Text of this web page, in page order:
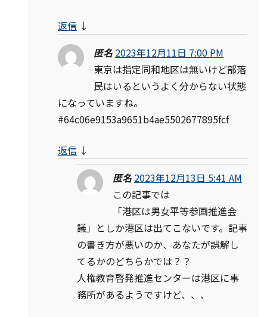
返信 ↓
匿名 2023年12月11日 7:00 PM
東京は指定同和地区は無いけど部落
民はいるというよく分からない状態
になっていますね。
#64c06e9153a9651b4ae5502677895fcf
返信 ↓
匿名 2023年12月13日 5:41 AM
この記事では
「港区は男女平等参画推進会
議」としか港区は出てこないです。記事
の書き方が悪いのか、あなたが誤解し
てるかのどちらかでは？？
人権教育啓発推進センターは港区に事
務所があるようですけど、、、